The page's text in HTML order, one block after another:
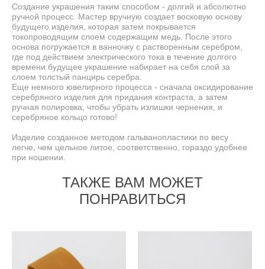
Создание украшения таким способом - долгий и абсолютно
ручной процесс. Мастер вручную создает восковую основу
будущего изделия, которая затем покрывается
токопроводящим слоем содержащим медь. После этого
основа погружается в ванночку с растворенным серебром,
где под действием электрического тока в течение долгого
времени будущее украшение набирает на себя слой за
слоем толстый панцирь серебра.
Еще немного ювелирного процесса - сначала оксидирование
серебряного изделия для придания контраста, а затем
ручная полировка, чтобы убрать излишки чернения, и
серебряное кольцо готово!
Изделие созданное методом гальванопластики по весу
легче, чем цельное литое, соответственно, гораздо удобнее
при ношении.
ТАКЖЕ ВАМ МОЖЕТ
ПОНРАВИТЬСЯ